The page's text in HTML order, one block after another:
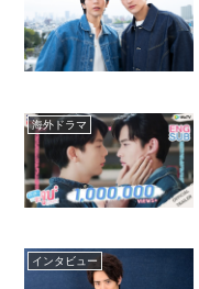
海外ドラマ
インタビュー